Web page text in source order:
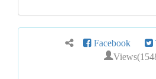
Facebook